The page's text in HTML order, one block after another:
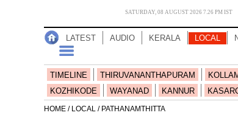
NOTIFIED NEWS
SATURDAY, 08 AUGUST 2026 7.26 PM IST
LATEST AUDIO KERALA LOCAL
TIMELINE THIRUVANANTHAPURAM
KOZHIKODE
WAYANAD KANNUR
HOME / LOCAL / PATHANAMTHITTA